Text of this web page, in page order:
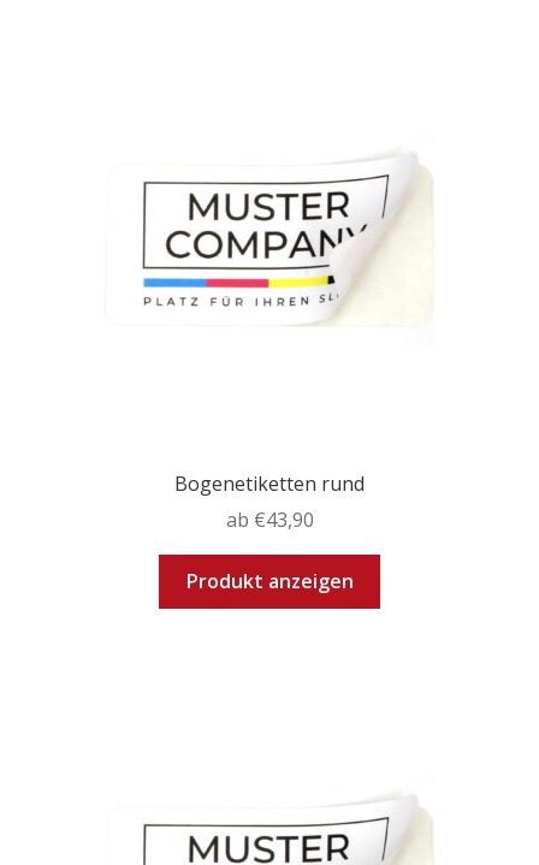
können
auf
der
Produktseite
werden
Bogenetiketten rund
ab €43,90
Produkt anzeigen
können
auf